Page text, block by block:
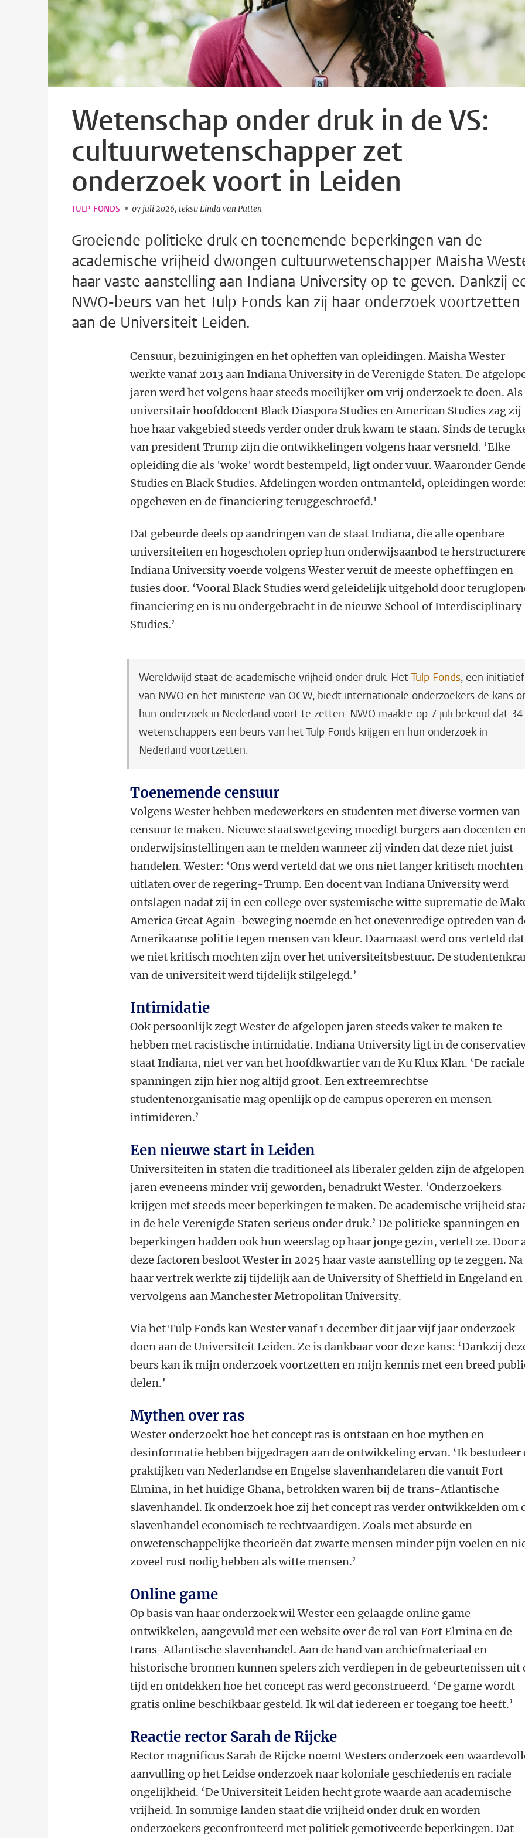
Wetenschap onder druk in de VS:
cultuurwetenschapper zet
onderzoek voort in Leiden
TULP FONDS 07 juli 2026 tekst: Linda van Putten
Groeiende politieke druk en toenemende beperkingen van de
academische vrijheid dwongen cultuurwetenschapper Maisha
haar vaste aanstelling aan Indiana University op te geven. Dankzij
NWO-beurs van het Tulp Fonds kan zij haar onderzoek voortzetten
aan de Universiteit Leiden.
Censuur, bezuinigingen en het opheffen van opleidingen. Maisha Wester
werkte vanaf 2013 aan Indiana University in de Verenigde Staten. De
jaren werd het volgens haar steeds moeilijker om vrij onderzoek te doen. Als
universitair hoofddocent Black Diaspora Studies en American Studies zag zij
hoe haar vakgebied steeds verder onder druk kwam te staan. Sinds de
van president Trump zijn die ontwikkelingen volgens haar versneld. ‘Elke
opleiding die als 'woke' wordt bestempeld, ligt onder vuur. Waaronder
Studies en Black Studies.Afdelingen worden ontmanteld, opleidingen
opgeheven en de financiering teruggeschroefd.'
Dat gebeurde deels op aandringen van de staat Indiana, die alle openbare
universiteiten en hogescholen opriep hun onderwijsaanbod te
Indiana University voerde volgens Wester veruit de meeste opheffingen en
fusies door. ‘Vooral Black Studies werd geleidelijk uitgehold door
financiering en is nu ondergebracht in de nieuwe School of Interdisciplinary
Studies.’
Wereldwijd staat de academische vrijheid onder druk. HetTulp Fonds, een initiatief
van NWO en het ministerie van OCW, biedt internationale onderzoekers de kans
hun onderzoek in Nederland voort te zetten. NWO maakte op 7 juli bekend dat 34
wetenschappers een beurs van het Tulp Fonds krijgen en hun onderzoek in
Nederland voortzetten.
Toenemende censuur
Volgens Wester hebben medewerkers en studenten met diverse vormen van
censuur te maken. Nieuwe staatswetgeving moedigt burgers aan docenten
onderwijsinstellingen aan te melden wanneer zij vinden dat deze niet juist
handelen. Wester: ‘Ons werd verteld dat we ons niet langer kritisch mochten
uitlaten over de regering-Trump. Een docent van Indiana University werd
ontslagen nadat zij in een college over systemische witte suprematie de
America Great Again-beweging noemde en het onevenredige optreden van
Amerikaanse politie tegen mensen van kleur. Daarnaast werd ons verteld dat
we niet kritisch mochten zijn over het universiteitsbestuur. De
van de universiteit werd tijdelijk stilgelegd.’
Intimidatie
Ook persoonlijk zegt Wester de afgelopen jaren steeds vaker te maken te
hebben met racistische intimidatie. Indiana University ligt in de
staat Indiana, niet ver van het hoofdkwartier van de Ku Klux Klan. ‘De raciale
spanningen zijn hier nog altijd groot. Een extreemrechtse
studentenorganisatie mag openlijk op de campus opereren en mensen
intimideren.’
Een nieuwe start in Leiden
Universiteiten in staten die traditioneel als liberaler gelden zijn de afgelopen
jaren eveneens minder vrij geworden, benadrukt Wester. ‘Onderzoekers
krijgen met steeds meer beperkingen te maken. De academische vrijheid
in de hele Verenigde Staten serieus onder druk.’ De politieke spanningen en
beperkingen hadden ook hun weerslag op haar jonge gezin, vertelt ze. Door
deze factoren besloot Wester in 2025 haar vaste aanstelling op te zeggen. Na
haar vertrek werkte zij tijdelijk aan de University of Sheffield in Engeland en
vervolgens aan Manchester Metropolitan University.
Via het Tulp Fonds kan Wester vanaf 1 december dit jaar vijf jaar onderzoek
doen aan de Universiteit Leiden. Ze is dankbaar voor deze kans: ‘Dankzij
beurs kan ik mijn onderzoek voortzetten en mijn kennis met een breed
delen.’
Mythen over ras
Wester onderzoekt hoe het concept ras is ontstaan en hoe mythen en
desinformatie hebben bijgedragen aan de ontwikkeling ervan. ‘Ik bestudeer
praktijken van Nederlandse en Engelse slavenhandelaren die vanuit Fort
Elmina, in het huidige Ghana, betrokken waren bij de trans-Atlantische
slavenhandel. Ik onderzoek hoe zij het concept ras verder ontwikkelden om
slavenhandel economisch te rechtvaardigen. Zoals met absurde en
onwetenschappelijke theorieën dat zwarte mensen minder pijn voelen en
zoveel rust nodig hebben als witte mensen.’
Online game
Op basis van haar onderzoek wil Wester een gelaagde online game
ontwikkelen, aangevuld met een website over de rol van Fort Elmina en de
trans-Atlantische slavenhandel. Aan de hand van archiefmateriaal en
historische bronnen kunnen spelers zich verdiepen in de gebeurtenissen uit
tijd en ontdekken hoe het concept ras werd geconstrueerd. ‘De game wordt
gratis online beschikbaar gesteld. Ik wil dat iedereen er toegang toe heeft.’
Reactie rector Sarah de Rijcke
Rector magnificus Sarah de Rijcke noemt Westers onderzoek een
aanvulling op het Leidse onderzoek naar koloniale geschiedenis en raciale
ongelijkheid. ‘De Universiteit Leiden hecht grote waarde aan academische
vrijheid. In sommige landen staat die vrijheid onder druk en worden
onderzoekers geconfronteerd met politiek gemotiveerde beperkingen. Dat